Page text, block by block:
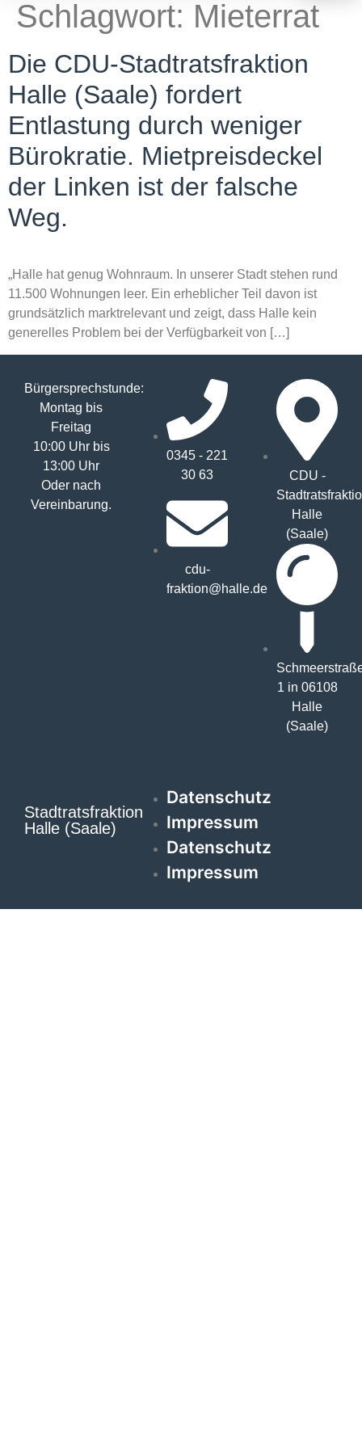
Schlagwort: Mieterrat
Die CDU-Stadtratsfraktion
Halle (Saale) fordert
Entlastung durch weniger
Bürokratie. Mietpreisdeckel
der Linken ist der falsche
Weg.
„Halle hat genug Wohnraum. In unserer Stadt stehen rund
11.500 Wohnungen leer. Ein erheblicher Teil davon ist
grundsätzlich marktrelevant und zeigt, dass Halle kein
generelles Problem bei der Verfügbarkeit von […]
Bürgersprechstunde:
Montag bis
Freitag
10:00 Uhr bis
13:00 Uhr
Oder nach
Vereinbarung.
0345 - 221
30 63
cdu-
fraktion@halle.de
CDU -
Halle
(Saale)
1 in 06108
Halle
(Saale)
Stadtratsfraktion
Halle (Saale)
Datenschutz
Impressum
Datenschutz
Impressum